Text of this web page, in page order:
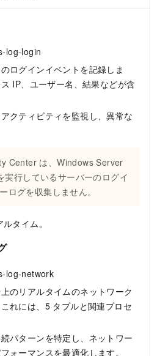
log-login
のログインイベントを記録しま
IP、ユーザー名、結果などが含
アクティビティを監視し、異常な
Center は、Windows Server
実行しているサーバーのログイ
ログを収集しません。
ルタイム。
log-network
上のリアルタイムのネットワーク
れには、5 タプルと関連プロセ
続パターンを特定し、ネットワー
ォーマンスを最適化します。